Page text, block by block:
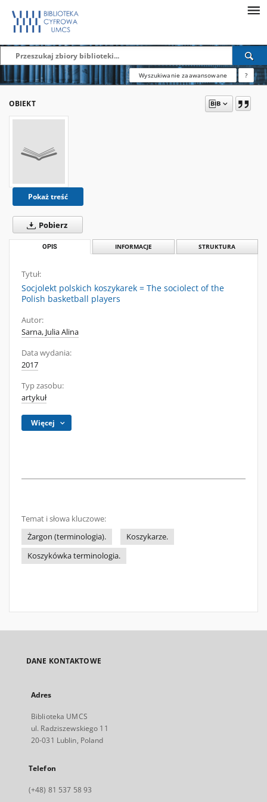
Wyszukiwanie zaawansowane ?
OBIEKT
Pokaż treść
Pobierz
OPIS INFORMACJE STRUKTURA
Tytuł:
Socjolekt polskich koszykarek = The sociolect of the
Polish basketball players
Autor:
Sarna, Julia Alina
Data wydania:
2017
Typ zasobu:
artykuł
Więcej
Temat i słowa kluczowe:
Żargon (terminologia).
Koszykarze.
Koszykówka terminologia.
DANE KONTAKTOWE
Adres
Biblioteka UMCS
ul. Radziszewskiego 11
20-031 Lublin, Poland
Telefon
(+48) 81 537 58 93